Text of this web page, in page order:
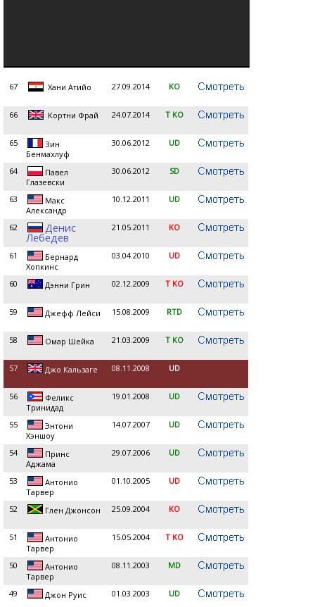
67 Хани Атийо 27.09.2014 KO
66 Кортни Фрай 24.07.2014 T KO
65
Зин
Бенмахлуф
30.06.2012 UD
64
Павел
Глазевски
30.06.2012 SD
63
Макс
Александр
10.12.2011 UD
62 Денис
Лебедев
21.05.2011 KO
61
Бернард
Хопкинс
03.04.2010 UD
60 Дэнни Грин 02.12.2009 T KO
59 Джефф Лейси 15.08.2009 RTD
58 Омар Шейка 21.03.2009 T KO
57 Джо Кальзаге 08.11.2008 UD
56
Феликс
Тринидад
19.01.2008 UD
55
Энтони
Хэншоу
14.07.2007 UD
54
Принс
Аджама
29.07.2006 UD
53
Антонио
Тарвер
01.10.2005 UD
52 Глен Джонсон 25.09.2004 KO
51
Антонио
Тарвер
15.05.2004 T KO
50
Антонио
Тарвер
08.11.2003 MD
49 Джон Руис 01.03.2003 UD